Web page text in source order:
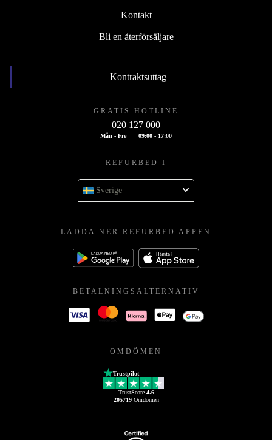
Kontakt
Bli en återförsäljare
Kontraktsuttag
GRATIS HOTLINE
020 127 000
Mån - Fre 09:00 - 17:00
REFURBED I
Sverige
LADDA NER REFURBED APPEN
BETALNINGSALTERNATIV
OMDÖMEN
Trustpilot
TrustScore 4.6
205719Omdömen